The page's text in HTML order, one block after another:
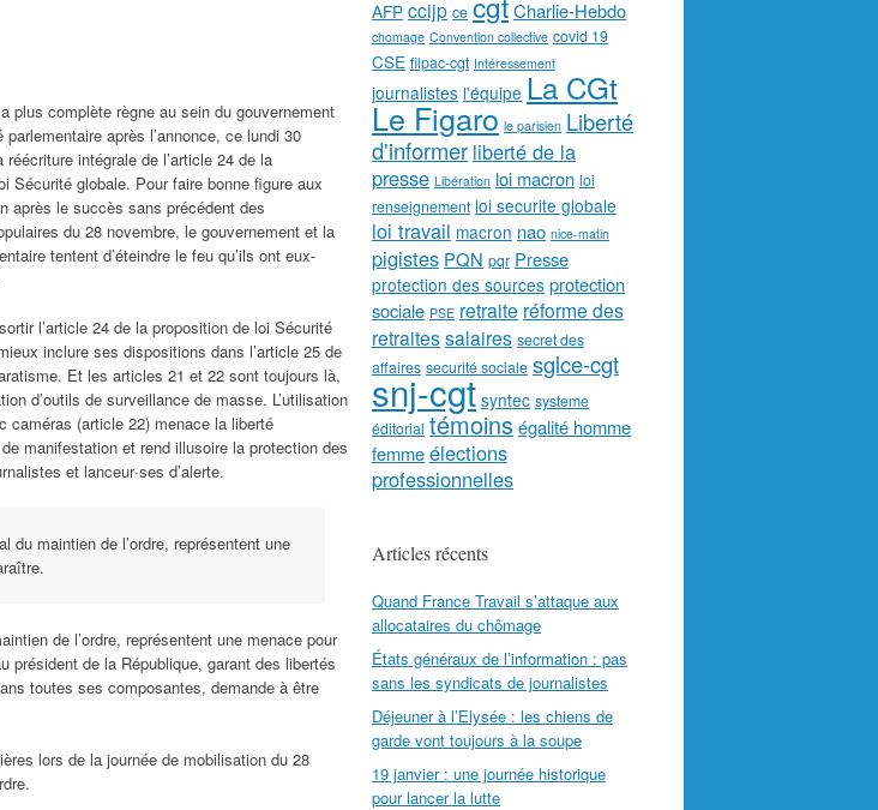
plus complète règne au sein du gouvernement
après l’annonce, ce lundi 30
réécriture intégrale de l’article 24 de la
Sécurité globale. Pour faire bonne figure aux
après le succès sans précédent des
du 28 novembre, le gouvernement et la
tentent d’éteindre le feu qu’ils ont eux-
l’article 24 de la proposition de loi Sécurité
inclure ses dispositions dans l’article 25 de
Et les articles 21 et 22 sont toujours là,
d’outils de surveillance de masse. L’utilisation
caméras (article 22) menace la liberté
manifestation et rend illusoire la protection des
et lanceur·ses d’alerte.
maintien de l’ordre, représentent une
de l’ordre, représentent une menace pour
président de la République, garant des libertés
toutes ses composantes, demande à être
lors de la journée de mobilisation du 28
AFP ccijp ce Charlie-Hebdo
chomage Convention collective covid 19
CSE filpac-cgt Intéressement
journalistes l'équipe La CGt
Le Figaro le parisien Liberté
d'informer liberté de la
presse Libération loi macron loi
renseignement loi securite globale
loi travail macron nao nice-matin
pigistes PQN pqr Presse
protection des sources protection
sociale PSE retraite réforme des
retraitessalaires secret des
affaires securité sociale sglce-cgt
snj-cgt syntec systeme
éditorial témoins égalité homme
femmeélections
professionnelles
Articles récents
Quand France Travail s’attaque aux
allocataires du chômage
États généraux de l’information : pas
sans les syndicats de journalistes
Déjeuner à l’Elysée : les chiens de
garde vont toujours à la soupe
19 janvier : une journée historique
pour lancer la lutte